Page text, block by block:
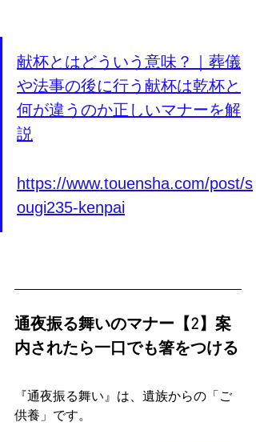
献杯とはどういう意味？｜葬儀
や法事の後に行う献杯は乾杯と
何が違うのか正しいマナーを解
説
https://www.touensha.com/post/s
ougi235-kenpai
通夜振る舞いのマナー【2】案
内されたら一口でも箸をつける
『通夜振る舞い』は、遺族からの「ご
供養」です。